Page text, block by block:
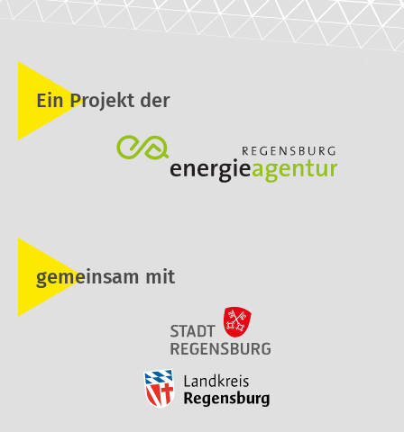
Ein Projekt der
gemeinsam mit